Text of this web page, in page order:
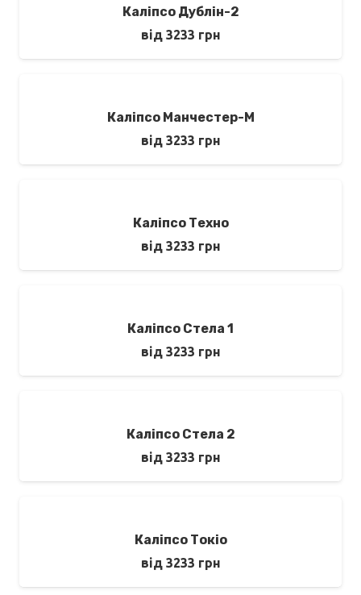
Каліпсо Дублін-2
від 3233 грн
Каліпсо Манчестер-М
від 3233 грн
Каліпсо Техно
від 3233 грн
Каліпсо Стела 1
від 3233 грн
Каліпсо Стела 2
від 3233 грн
Каліпсо Токіо
від 3233 грн